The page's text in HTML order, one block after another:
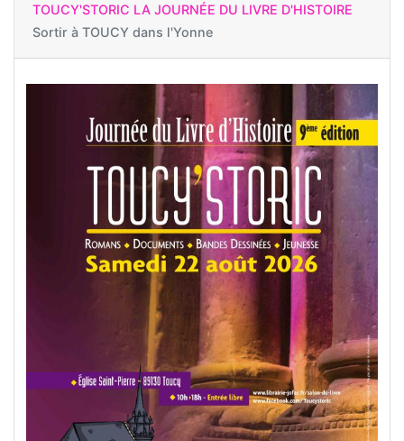
TOUCY'STORIC LA JOURNÉE DU LIVRE D'HISTOIRE
Sortir à TOUCY dans l'Yonne